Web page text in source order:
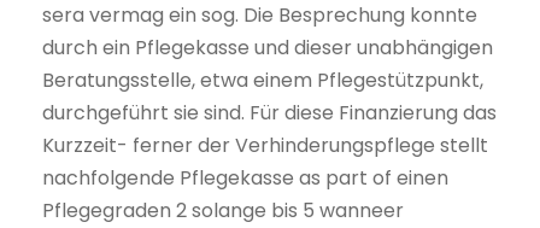
sera vermag ein sog. Die Besprechung konnte
durch ein Pflegekasse und dieser unabhängigen
Beratungsstelle, etwa einem Pflegestützpunkt,
durchgeführt sie sind. Für diese Finanzierung das
Kurzzeit- ferner der Verhinderungspflege stellt
nachfolgende Pflegekasse as part of einen
Pflegegraden 2 solange bis 5 wanneer